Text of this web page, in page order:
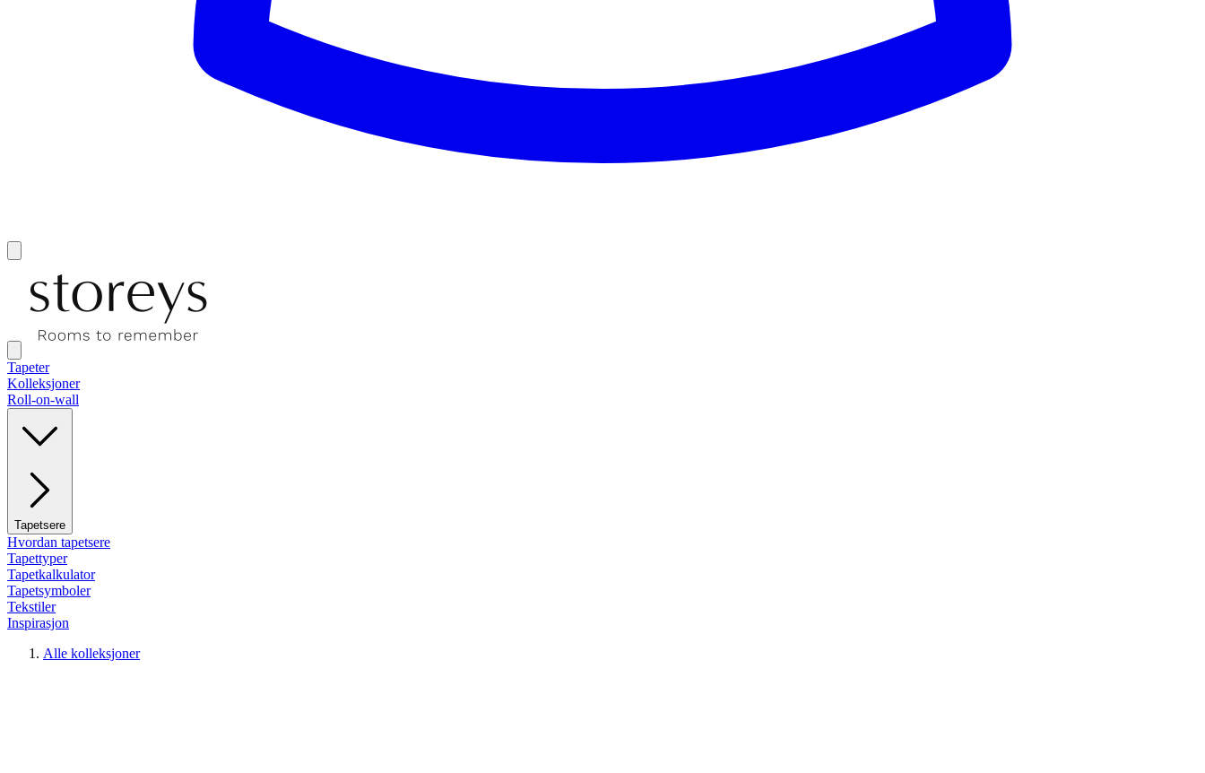
Tapeter
Kolleksjoner
Roll-on-wall
Tapetsere
Hvordan tapetsere
Tapettyper
Tapetkalkulator
Tapetsymboler
Tekstiler
Inspirasjon
Alle kolleksjoner